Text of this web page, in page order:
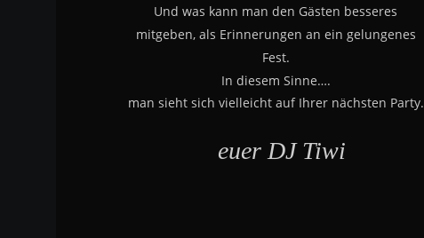
Und was kann man den Gästen besseres
mitgeben, als Erinnerungen an ein gelungenes
Fest.
In diesem Sinne….
man sieht sich vielleicht auf Ihrer nächsten Party.
euer DJ Tiwi